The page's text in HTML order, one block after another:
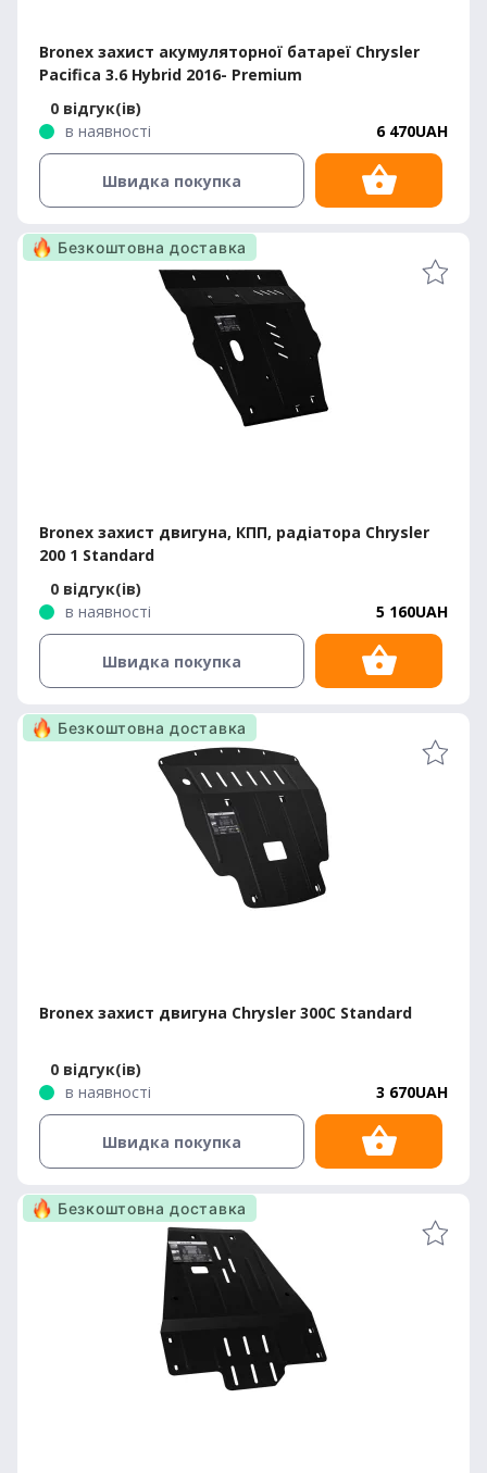
Bronex захист акумуляторної батареї Chrysler
Pacifica 3.6 Hybrid 2016- Premium
0 відгук(ів)
в наявності
6 470UAH
Швидка покупка
Bronex захист двигуна, КПП, радіатора Chrysler
200 1 Standard
0 відгук(ів)
в наявності
5 160UAH
Безкоштовна доставка
Швидка покупка
Bronex захист двигуна Chrysler 300C Standard
0 відгук(ів)
в наявності
3 670UAH
Безкоштовна доставка
Швидка покупка
Безкоштовна доставка